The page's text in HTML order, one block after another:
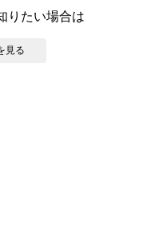
りたい場合は
見る